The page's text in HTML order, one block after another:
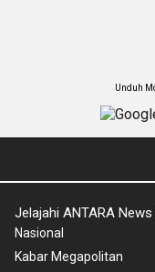
Unduh
Jelajahi ANTARA
Nasional
Kabar Megapolitan